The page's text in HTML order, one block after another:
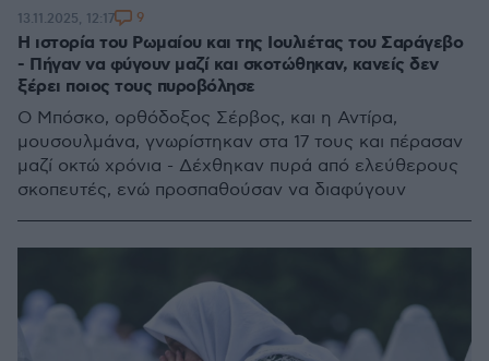
Η ιστορία του Ρωμαίου και της Ιουλιέτας του Σαράγεβο
- Πήγαν να φύγουν μαζί και σκοτώθηκαν, κανείς δεν
ξέρει ποιος τους πυροβόλησε
Ο Μπόσκο, ορθόδοξος Σέρβος, και η Αντίρα,
μουσουλμάνα, γνωρίστηκαν στα 17 τους και πέρασαν
μαζί οκτώ χρόνια - Δέχθηκαν πυρά από ελεύθερους
σκοπευτές, ενώ προσπαθούσαν να διαφύγουν
13.11.2025, 12:17 9